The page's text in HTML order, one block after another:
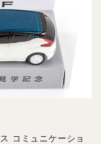
コミュニケーショ